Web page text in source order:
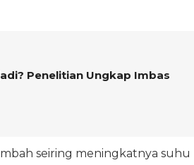
Penelitian Ungkap Imbas
seiring meningkatnya suhu